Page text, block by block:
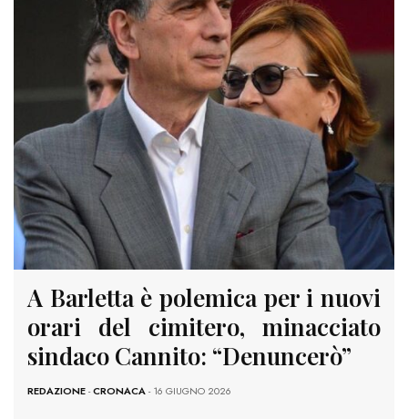
A Barletta è polemica per i nuovi
orari del cimitero, minacciato
sindaco Cannito: “Denuncerò”
REDAZIONE-CRONACA- 16 GIUGNO 2026